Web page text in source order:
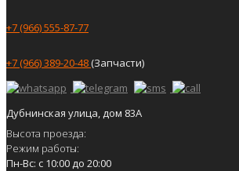
+7 (966) 555-87-77
+7 (966) 389-20-48(Запчасти)
Дубнинская улица, дом 83А
Высота проезда:
Режим работы:
Пн-Вс: с 10:00 до 20:00